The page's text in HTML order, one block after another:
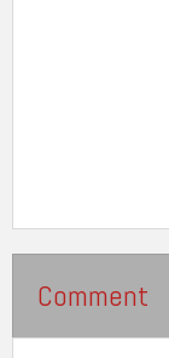
Comment